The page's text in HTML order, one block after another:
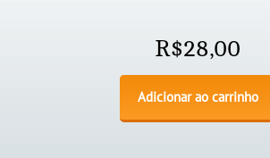
R$28,00
Adicionar ao carrinho